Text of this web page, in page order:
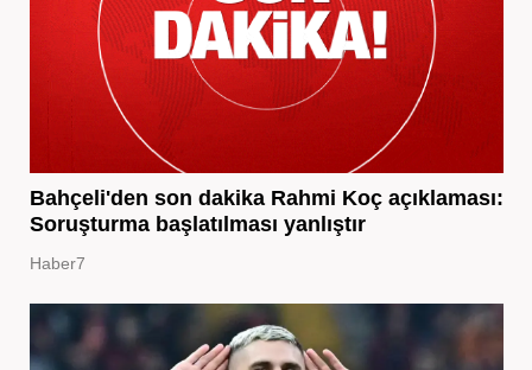
Bahçeli'den son dakika Rahmi Koç açıklaması:
Soruşturma başlatılması yanlıştır
Haber7